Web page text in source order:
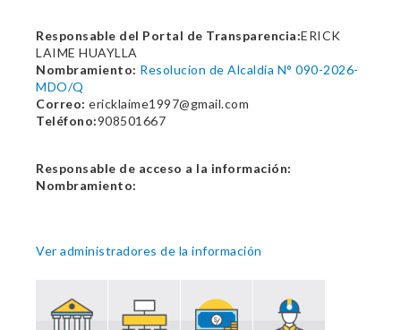
Responsable del Portal de Transparencia:ERICK
LAIME HUAYLLA
Nombramiento: Resolucion de Alcaldia N° 090-2026-
MDO/Q
Correo: ericklaime1997@gmail.com
Teléfono:908501667
Responsable de acceso a la información:
Nombramiento:
Ver administradores de la información